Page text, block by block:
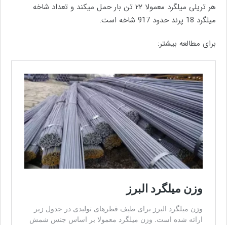
هر تریلی میلگرد معمولا ۲۲ تن بار حمل میکند و تعداد شاخه
میلگرد 18 پرند حدود 917 شاخه است.
برای مطالعه بیشتر: